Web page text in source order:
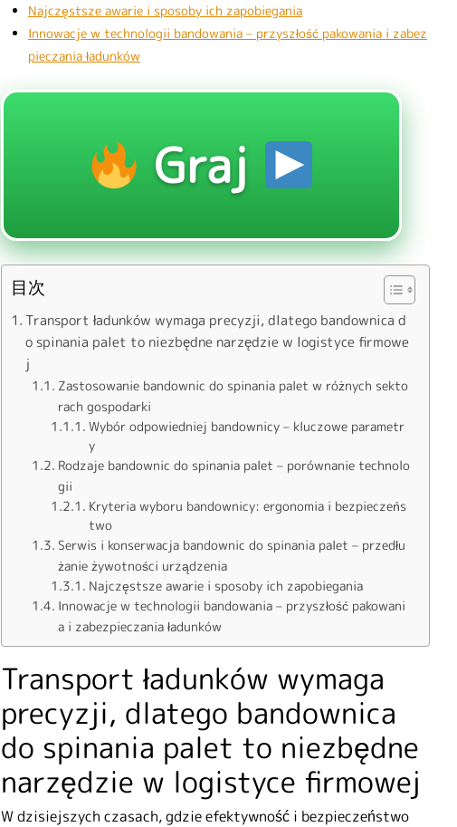
Najczęstsze awarie i sposoby ich zapobiegania
Innowacje w technologii bandowania – przyszłość pakowania i zabez
pieczania ładunków
Graj
目次
Transport ładunków wymaga precyzji, dlatego bandownica d
o spinania palet to niezbędne narzędzie w logistyce firmowe
j
Zastosowanie bandownic do spinania palet w różnych sekto
rach gospodarki
Wybór odpowiedniej bandownicy – kluczowe parametr
y
Rodzaje bandownic do spinania palet – porównanie technolo
gii
Kryteria wyboru bandownicy: ergonomia i bezpieczeńs
two
Serwis i konserwacja bandownic do spinania palet – przedłu
żanie żywotności urządzenia
Najczęstsze awarie i sposoby ich zapobiegania
Innowacje w technologii bandowania – przyszłość pakowani
a i zabezpieczania ładunków
Transport ładunków wymaga
precyzji, dlatego bandownica
do spinania palet to niezbędne
narzędzie w logistyce firmowej
W dzisiejszych czasach, gdzie efektywność i bezpieczeństwo